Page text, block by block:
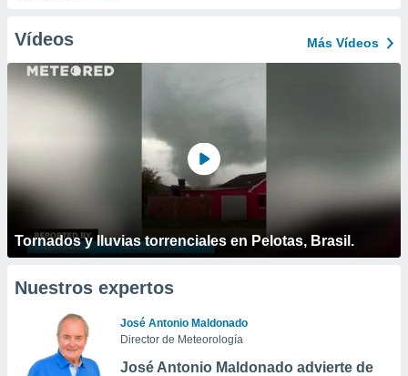
Vídeos Más Vídeos
Tornados y lluvias torrenciales en Pelotas, Brasil.
Nuestros expertos
José Antonio Maldonado
Director de Meteorología
José Antonio Maldonado advierte de